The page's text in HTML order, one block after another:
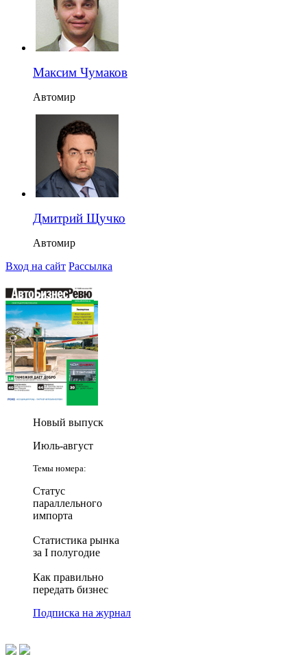
Максим Чумаков
Автомир
Дмитрий Щучко
Автомир
Вход на сайт Рассылка
Новый выпуск
Июль-август
Темы номера:
Статус
параллельного
импорта
Статистика рынка
за I полугодие
Как правильно
передать бизнес
Подписка на журнал